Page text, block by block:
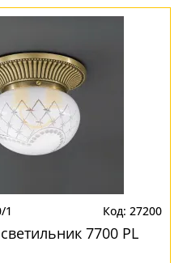
1 27200
7700 PL